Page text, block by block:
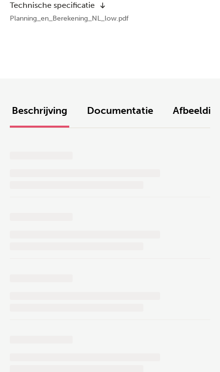
Technische specificatie
Planning_en_Berekening_NL_low.pdf
Beschrijving Documentatie